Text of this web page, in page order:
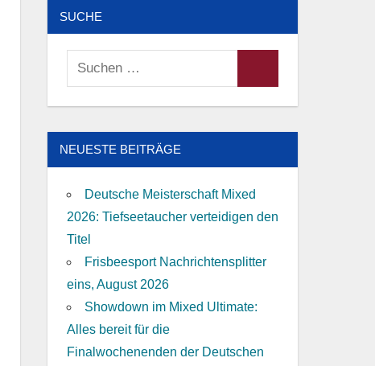
SUCHE
Suchen
NEUESTE BEITRÄGE
Deutsche Meisterschaft Mixed
2026: Tiefseetaucher verteidigen den
Titel
Frisbeesport Nachrichtensplitter
eins, August 2026
Showdown im Mixed Ultimate:
Alles bereit für die
Finalwochenenden der Deutschen